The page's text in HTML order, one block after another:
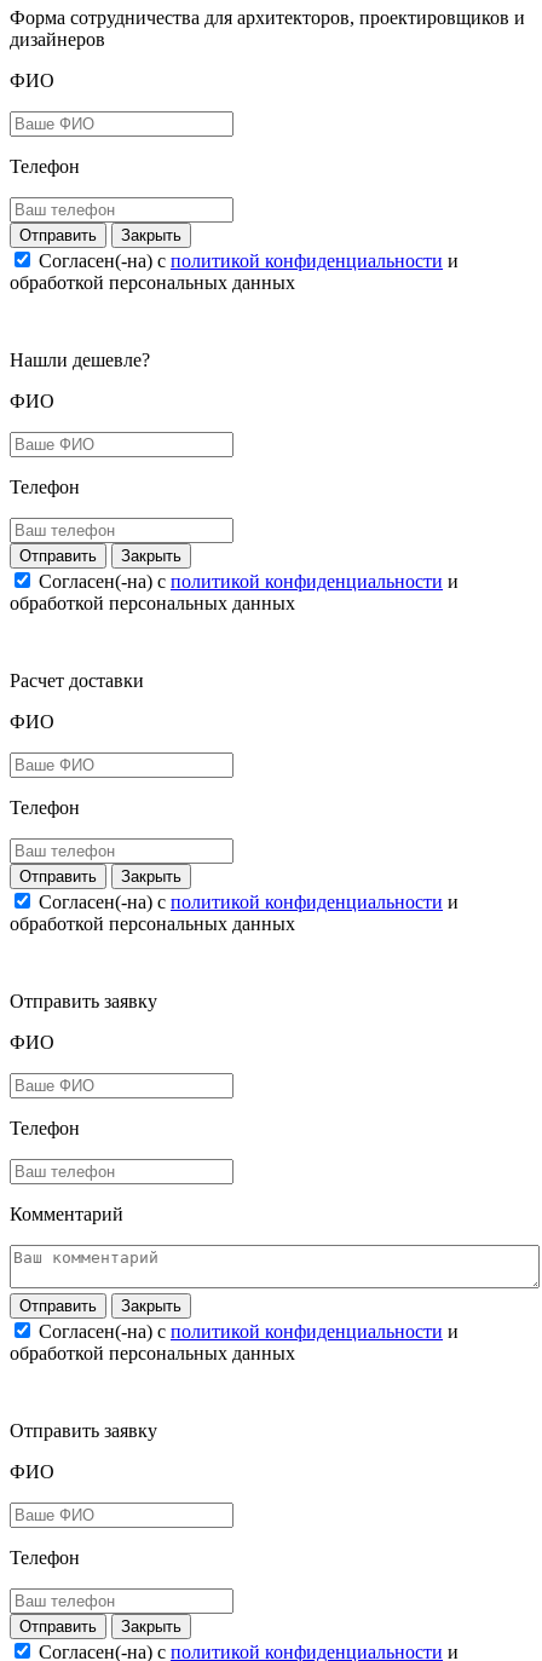
Форма сотрудничества для архитекторов, проектировщиков и
дизайнеров
ФИО
Телефон
Закрыть
Согласен(-на) c политикой конфиденциальности и
обработкой персональных данных
Нашли дешевле?
ФИО
Телефон
Закрыть
Согласен(-на) c политикой конфиденциальности и
обработкой персональных данных
Расчет доставки
ФИО
Телефон
Закрыть
Согласен(-на) c политикой конфиденциальности и
обработкой персональных данных
Отправить заявку
ФИО
Телефон
Комментарий
Закрыть
Согласен(-на) c политикой конфиденциальности и
обработкой персональных данных
Отправить заявку
ФИО
Телефон
Закрыть
Согласен(-на) c политикой конфиденциальности и